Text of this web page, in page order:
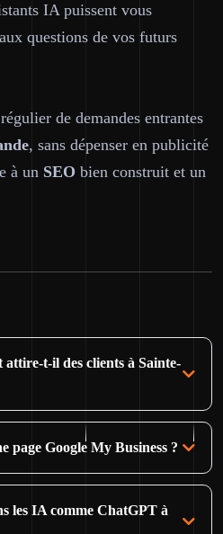
IA puissent vous
questions de vos futurs
de demandes entrantes
, sans dépenser en publicité
à un SEO bien construit et un
t-il des clients à Sainte-
page Google My Business ?
les IA comme ChatGPT à